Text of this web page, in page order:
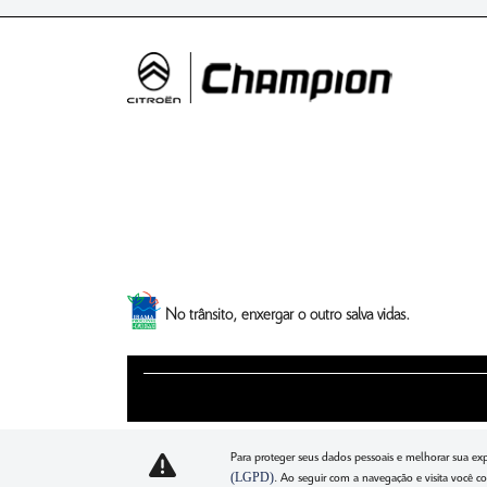
No trânsito, enxergar o outro salva vidas.
Para proteger seus dados pessoais e melhorar sua
(LGPD). Ao seguir com a navegação e visita você